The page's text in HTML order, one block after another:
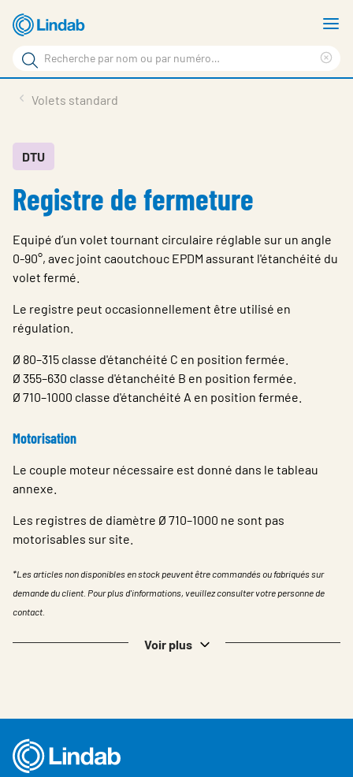
Aller
au
contenu
principal
Rechercher
Rechercher
sur
site
En vedette
À propos de Lindab
Contact
Downloads
Identification
Choisir la langue
Switzerland - French
Volets standard
DTU
Registre de fermeture
Equipé d’un volet tournant circulaire réglable sur un angle
0-90°, avec joint caoutchouc EPDM assurant l'étanchéité du
volet fermé.
Le registre peut occasionnellement être utilisé en
régulation.
Ø 80–315 classe d'étanchéité C en position fermée.
Ø 355–630 classe d'étanchéité B en position fermée.
Ø 710–1000 classe d'étanchéité A en position fermée.
Motorisation
Le couple moteur nécessaire est donné dans le tableau
annexe.
Les registres de diamètre Ø 710–1000 ne sont pas
motorisables sur site.
*Les articles non disponibles en stock peuvent être commandés ou fabriqués sur
demande du client. Pour plus d'informations, veuillez consulter votre personne de
contact.
Voir plus